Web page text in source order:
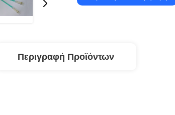
Περιγραφή Προϊόντων